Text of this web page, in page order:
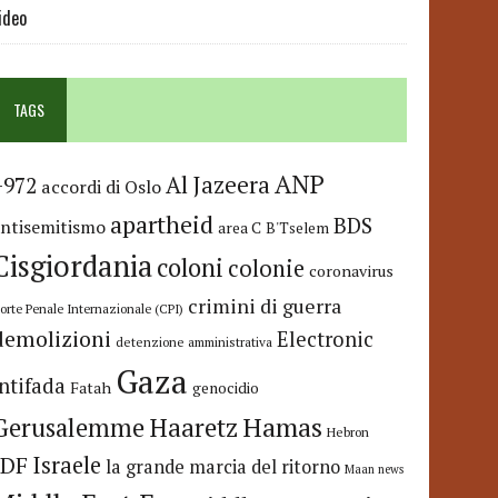
TAGS
accordi di OsloAl JazeeraANP
apartheid area C B'Tselem BDS
coloni colonie coronavirus
Penale Internazionale (CPI) crimini di guerra
detenzione amministrativa Electronic
Fatah Gaza genocidio
HaaretzHamas Hebron
Israele la grande marcia del ritorno Maan news